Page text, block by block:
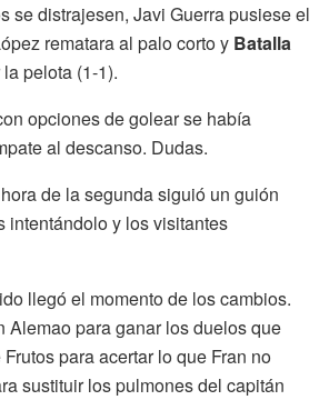
se distrajesen, Javi Guerra pusiese el
rematara al palo corto y Batalla
pelota (1-1).
opciones de golear se había
al descanso. Dudas.
de la segunda siguió un guión
intentándolo y los visitantes
llegó el momento de los cambios.
Alemao para ganar los duelos que
para acertar lo que Fran no
sustituir los pulmones del capitán